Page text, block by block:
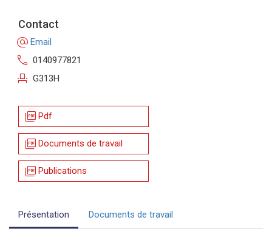
Contact
alternate_email Email
call 0140977821
event_seat G313H
picture_as_pdf Pdf
picture_as_pdf Documents de travail
picture_as_pdf Publications
Présentation Documents de travail